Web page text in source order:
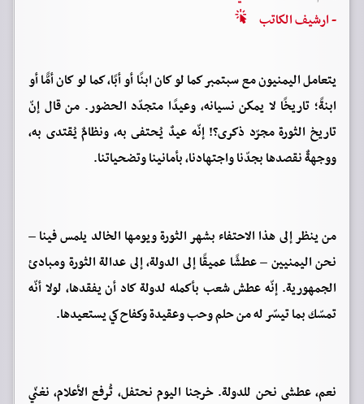
- ارشيف الكاتب
يتعامل اليمنيون مع سبتمبر كما لو كان ابنًا أو أبًا، كما لو كان أمًّا أو
ابنةً؛ تاريخًا لا يمكن نسيانه، وعيدًا متجدّد الحضور. من قال إنّ
تاريخ الثورة مجرّد ذكرى؟! إنّه عيدٌ يُحتفى به، ونظامٌ يُقتدى به،
ووجهةٌ نقصدها بجدّنا واجتهادنا، بأمانينا وتضحياتنا.
من ينظر إلى هذا الاحتفاء بشهر الثورة ويومها الخالد يلمس فينا –
نحن اليمنيين – عطشًا عميقًا إلى الدولة، إلى عدالة الثورة ومبادئ
الجمهورية. إنّه عطش شعب بأكمله لدولة كاد أن يفقدها، لولا أنّه
تمسّك بما تيسّر له من حلم وحب وعقيدة وكفاح كي يستعيدها.
نعم، عطشى نحن للدولة. خرجنا اليوم نحتفل، تُرفع الأعلام، نغنّي